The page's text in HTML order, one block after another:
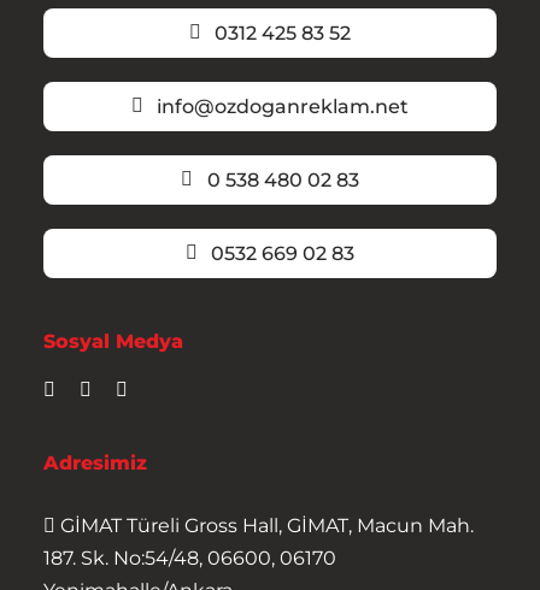
0312 425 83 52
info@ozdoganreklam.net
0 538 480 02 83
0532 669 02 83
Sosyal Medya
Adresimiz
GİMAT Türeli Gross Hall, GİMAT, Macun Mah.
187. Sk. No:54/48, 06600, 06170